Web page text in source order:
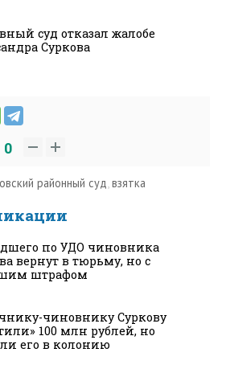
суд отказал жалобе
Суркова
0
районный суд взятка
по УДО чиновника
вернут в тюрьму, но с
штрафом
чиновнику Суркову
100 млн рублей, но
его в колонию